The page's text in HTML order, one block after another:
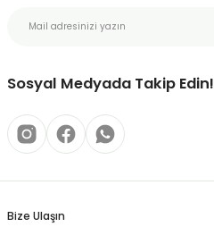
Sosyal Medyada Takip Edin!
Bize Ulaşın